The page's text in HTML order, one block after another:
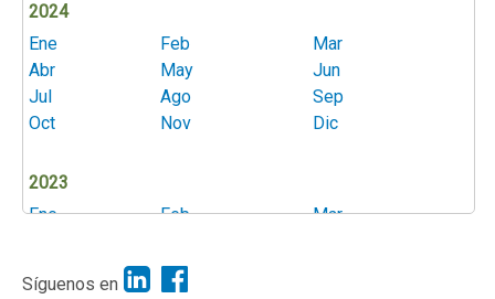
2024
Ene
Feb
Mar
Abr
May
Jun
Jul
Ago
Sep
Oct
Nov Dic
2023
Ene
Feb
Mar
Ago
Oct
Nov
Síguenos en